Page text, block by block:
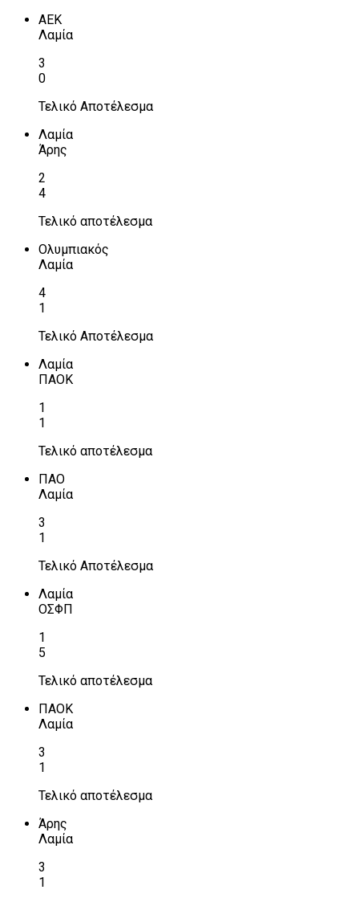
ΑΕΚ
Λαμία
3
0
Τελικό Αποτέλεσμα
Λαμία
Άρης
2
4
Τελικό αποτέλεσμα
Ολυμπιακός
Λαμία
4
1
Τελικό Αποτέλεσμα
Λαμία
ΠΑΟΚ
1
1
Τελικό αποτέλεσμα
ΠΑΟ
Λαμία
3
1
Τελικό Αποτέλεσμα
Λαμία
ΟΣΦΠ
1
5
Τελικό αποτέλεσμα
ΠΑΟΚ
Λαμία
3
1
Τελικό αποτέλεσμα
Άρης
Λαμία
3
1